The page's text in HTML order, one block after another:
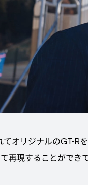
てオリジナルのGT-
再現することがで